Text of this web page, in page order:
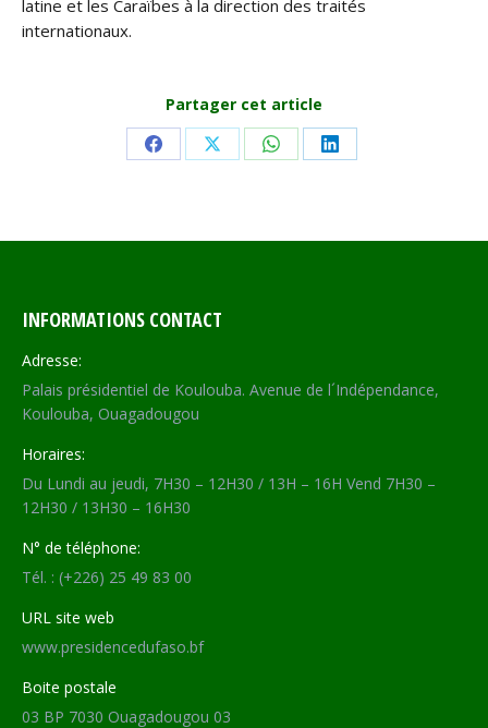
latine et les Caraïbes à la direction des traités
internationaux.
Partager cet article
Share Share Share Share
INFORMATIONS CONTACT
Adresse:
Palais présidentiel de Koulouba. Avenue de l´Indépendance,
Koulouba, Ouagadougou
Horaires:
Du Lundi au jeudi, 7H30 – 12H30 / 13H – 16H Vend 7H30 –
12H30 / 13H30 – 16H30
N° de téléphone:
Tél. : (+226) 25 49 83 00
URL site web
www.presidencedufaso.bf
Boite postale
03 BP 7030 Ouagadougou 03